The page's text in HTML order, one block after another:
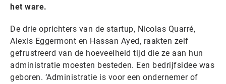
het ware.
De drie oprichters van de startup, Nicolas Quarré,
Alexis Eggermont en Hassan Ayed, raakten zelf
gefrustreerd van de hoeveelheid tijd die ze aan hun
administratie moesten besteden. Een bedrijfsidee was
geboren. ‘Administratie is voor een ondernemer of